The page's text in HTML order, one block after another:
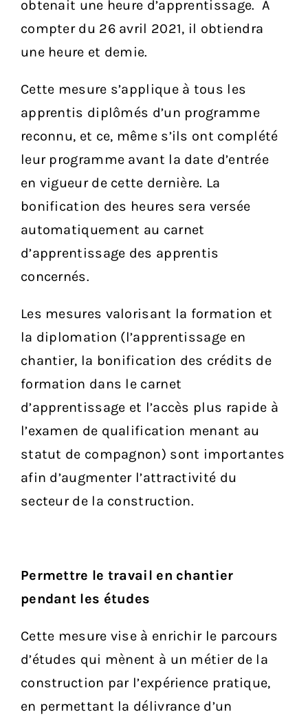
obtenait une heure d’apprentissage. À
compter du 26 avril 2021, il obtiendra
une heure et demie.
Cette mesure s’applique à tous les
apprentis diplômés d’un programme
reconnu, et ce, même s’ils ont complété
leur programme avant la date d’entrée
en vigueur de cette dernière. La
bonification des heures sera versée
automatiquement au carnet
d’apprentissage des apprentis
concernés.
Les mesures valorisant la formation et
la diplomation (l’apprentissage en
chantier, la bonification des crédits de
formation dans le carnet
d’apprentissage et l’accès plus rapide à
l’examen de qualification menant au
statut de compagnon) sont importantes
afin d’augmenter l’attractivité du
secteur de la construction.
Permettre le travail en chantier
pendant les études
Cette mesure vise à enrichir le parcours
d’études qui mènent à un métier de la
construction par l’expérience pratique,
en permettant la délivrance d’un